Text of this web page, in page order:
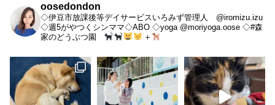
oosedondon
◇伊豆市放課後等デイサービスいろみず管理人 @iromizu.izu
◇週5がやつくシンママ◇ABO ◇yoga @moriyoga.oose ◇#森
家のどうぶつ園
＋